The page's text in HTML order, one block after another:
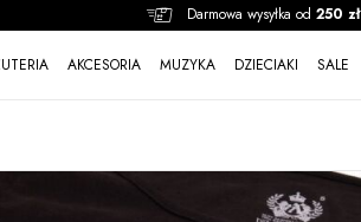
Darmowa wysyłka od 250 zł
AKCESORIA MUZYKA DZIECIAKI SALE